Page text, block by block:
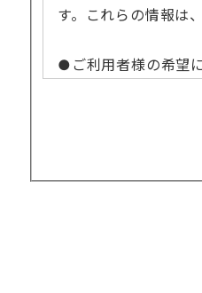
す。これらの情報は
●ご利用者様の希望
当事務所では、メ
サービス管理者お